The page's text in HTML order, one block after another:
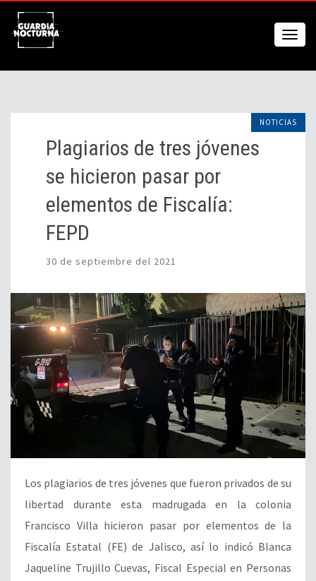
NOTICIAS
Plagiarios de tres jóvenes
se hicieron pasar por
elementos de Fiscalía:
FEPD
30 de septiembre del 2021
Los plagiarios de tres jóvenes que fueron privados de su
libertad durante esta madrugada en la colonia
Francisco Villa hicieron pasar por elementos de la
Fiscalía Estatal (FE) de Jalisco, así lo indicó Blanca
Jaqueline Trujillo Cuevas, Fiscal Especial en Personas